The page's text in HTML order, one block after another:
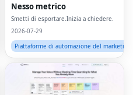
Nesso metrico
Smetti di esportare.Inizia a chiedere.
2026-07-29
Piattaforme di automazione del marketing